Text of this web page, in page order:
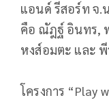
แอนด์ รีสอร์ท จ.
คือ ณัฎฐ์ อินทร,
หงส์อมตะ และ
โครงการ “Play